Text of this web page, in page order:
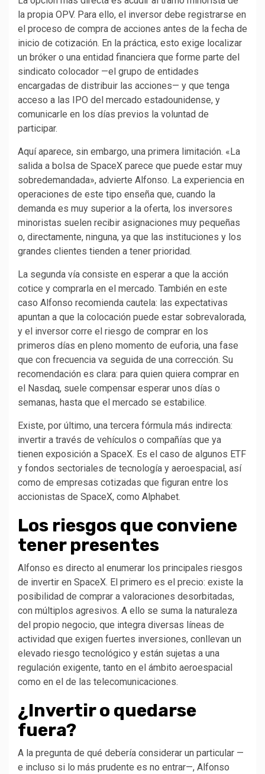
la propia OPV. Para ello, el inversor debe registrarse en
el proceso de compra de acciones antes de la fecha de
inicio de cotización. En la práctica, esto exige localizar
un bróker o una entidad financiera que forme parte del
sindicato colocador —el grupo de entidades
encargadas de distribuir las acciones— y que tenga
acceso a las IPO del mercado estadounidense, y
comunicarle en los días previos la voluntad de
participar.
Aquí aparece, sin embargo, una primera limitación. «La
salida a bolsa de SpaceX parece que puede estar muy
sobredemandada», advierte Alfonso. La experiencia en
operaciones de este tipo enseña que, cuando la
demanda es muy superior a la oferta, los inversores
minoristas suelen recibir asignaciones muy pequeñas
o, directamente, ninguna, ya que las instituciones y los
grandes clientes tienden a tener prioridad.
La segunda vía consiste en esperar a que la acción
cotice y comprarla en el mercado. También en este
caso Alfonso recomienda cautela: las expectativas
apuntan a que la colocación puede estar sobrevalorada,
y el inversor corre el riesgo de comprar en los
primeros días en pleno momento de euforia, una fase
que con frecuencia va seguida de una corrección. Su
recomendación es clara: para quien quiera comprar en
el Nasdaq, suele compensar esperar unos días o
semanas, hasta que el mercado se estabilice.
Existe, por último, una tercera fórmula más indirecta:
invertir a través de vehículos o compañías que ya
tienen exposición a SpaceX. Es el caso de algunos ETF
y fondos sectoriales de tecnología y aeroespacial, así
como de empresas cotizadas que figuran entre los
accionistas de SpaceX, como Alphabet.
Los riesgos que conviene
tener presentes
Alfonso es directo al enumerar los principales riesgos
de invertir en SpaceX. El primero es el precio: existe la
posibilidad de comprar a valoraciones desorbitadas,
con múltiplos agresivos. A ello se suma la naturaleza
del propio negocio, que integra diversas líneas de
actividad que exigen fuertes inversiones, conllevan un
elevado riesgo tecnológico y están sujetas a una
regulación exigente, tanto en el ámbito aeroespacial
como en el de las telecomunicaciones.
¿Invertir o quedarse
fuera?
A la pregunta de qué debería considerar un particular —
e incluso si lo más prudente es no entrar—, Alfonso